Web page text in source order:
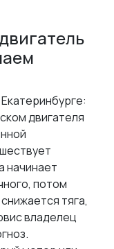
двигателя
начинает
потом
тяга,
владелец